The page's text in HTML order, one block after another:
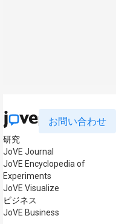
お問い合わせ
研究
JoVE Journal
JoVE Encyclopedia of
Experiments
JoVE Visualize
ビジネス
JoVE Business